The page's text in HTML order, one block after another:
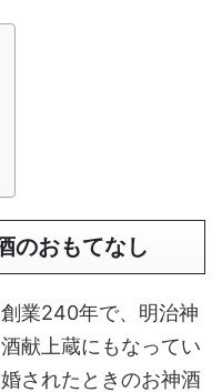
のおもてなし
業240年で、明治神
献上蔵にもなってい
されたときのお神酒